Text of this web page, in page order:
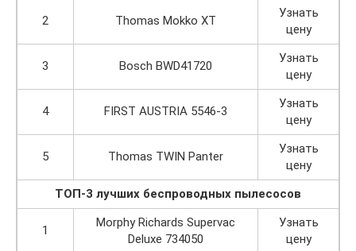
2 Thomas Mokko XT
Узнать
цену
3 Bosch BWD41720
Узнать
цену
4 FIRST AUSTRIA 5546-3
Узнать
цену
5 Thomas TWIN Panter
Узнать
цену
ТОП-3 лучших беспроводных пылесосов
1
Morphy Richards Supervac
Deluxe 734050
Узнать
цену